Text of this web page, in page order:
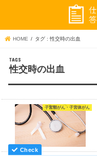
HOME タグ : 性交時の出血
性交時の出血
子宮頸がん・子宮体がん